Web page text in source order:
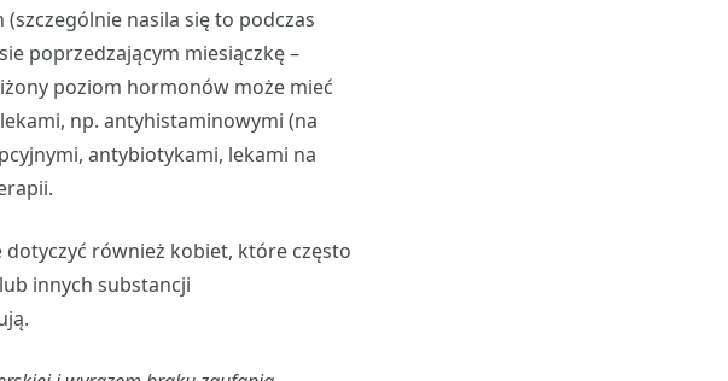
nasila się to podczas
poprzedzającym miesiączkę –
poziom hormonów może mieć
np. antyhistaminowymi (na
antybiotykami, lekami na
również kobiet, które często
innych substancji